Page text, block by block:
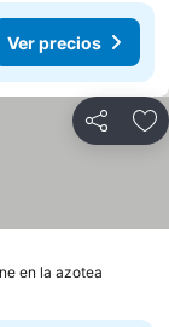
Ver precios
Compartir
en la azotea